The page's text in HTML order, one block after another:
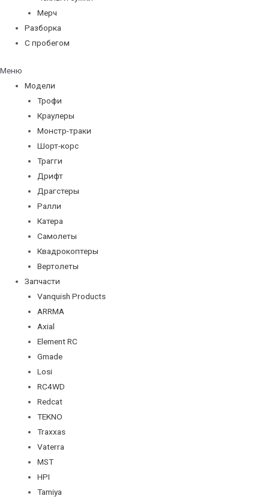
Мерч
Разборка
С пробегом
Меню
Модели
Трофи
Краулеры
Монстр-траки
Шорт-корс
Трагги
Дрифт
Драгстеры
Ралли
Катера
Самолеты
Квадрокоптеры
Вертолеты
Запчасти
Vanquish Products
ARRMA
Axial
Element RC
Gmade
Losi
RC4WD
Redcat
TEKNO
Traxxas
Vaterra
MST
HPI
Tamiya